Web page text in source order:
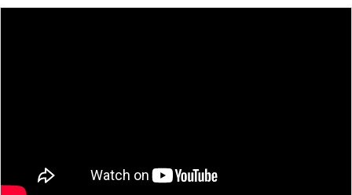
るので、是非お電話いただければ幸い
です！
千葉県 柏市 2016年11月11日